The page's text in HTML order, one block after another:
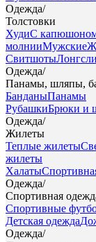
Одежда/
Толстовки
ХудиС
молнииМужские
Свитшоты
Одежда/
Панамы, шляпы,
БанданыПанамы
РубашкиБрюки и
Одежда/
Жилеты
Теплые жилеты
жилеты
Халаты
Одежда/
Спортивная
Спортивные
Детская одежда
Одежда/